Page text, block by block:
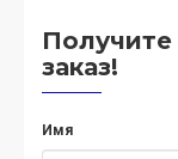
Получите
заказ!
Имя